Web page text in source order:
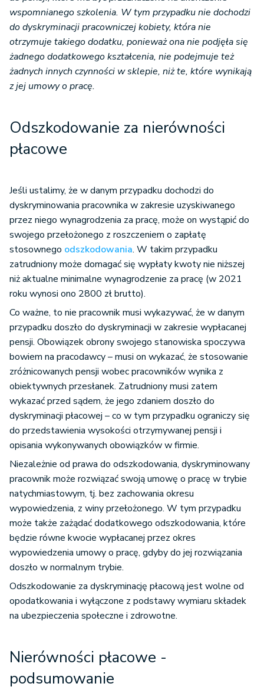
wspomnianego szkolenia. W tym przypadku nie dochodzi
do dyskryminacji pracowniczej kobiety, która nie
otrzymuje takiego dodatku, ponieważ ona nie podjęła się
żadnego dodatkowego kształcenia, nie podejmuje też
żadnych innych czynności w sklepie, niż te, które wynikają
z jej umowy o pracę.
Odszkodowanie za nierówności
płacowe
Jeśli ustalimy, że w danym przypadku dochodzi do
dyskryminowania pracownika w zakresie uzyskiwanego
przez niego wynagrodzenia za pracę, może on wystąpić do
swojego przełożonego z roszczeniem o zapłatę
stosownego odszkodowania. W takim przypadku
zatrudniony może domagać się wypłaty kwoty nie niższej
niż aktualne minimalne wynagrodzenie za pracę (w 2021
roku wynosi ono 2800 zł brutto).
Co ważne, to nie pracownik musi wykazywać, że w danym
przypadku doszło do dyskryminacji w zakresie wypłacanej
pensji. Obowiązek obrony swojego stanowiska spoczywa
bowiem na pracodawcy – musi on wykazać, że stosowanie
zróżnicowanych pensji wobec pracowników wynika z
obiektywnych przesłanek. Zatrudniony musi zatem
wykazać przed sądem, że jego zdaniem doszło do
dyskryminacji płacowej – co w tym przypadku ograniczy się
do przedstawienia wysokości otrzymywanej pensji i
opisania wykonywanych obowiązków w firmie.
Niezależnie od prawa do odszkodowania, dyskryminowany
pracownik może rozwiązać swoją umowę o pracę w trybie
natychmiastowym, tj. bez zachowania okresu
wypowiedzenia, z winy przełożonego. W tym przypadku
może także zażądać dodatkowego odszkodowania, które
będzie równe kwocie wypłacanej przez okres
wypowiedzenia umowy o pracę, gdyby do jej rozwiązania
doszło w normalnym trybie.
Odszkodowanie za dyskryminację płacową jest wolne od
opodatkowania i wyłączone z podstawy wymiaru składek
na ubezpieczenia społeczne i zdrowotne.
Nierówności płacowe -
podsumowanie